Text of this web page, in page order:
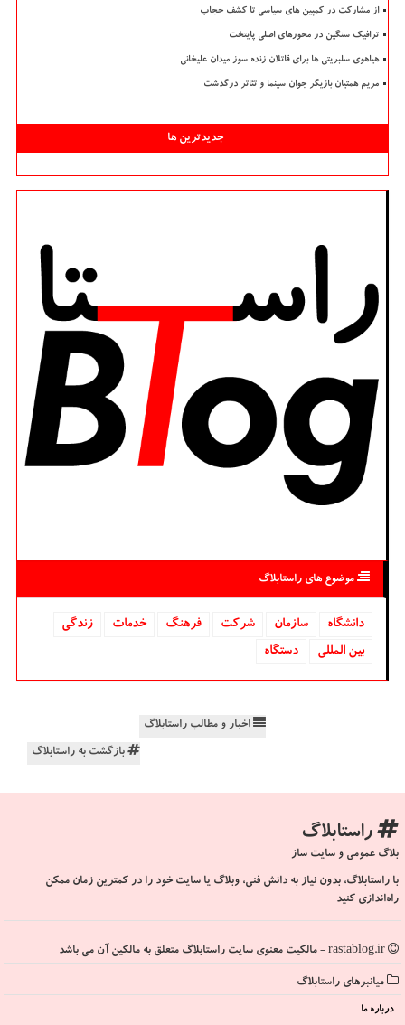
از مشارکت در کمپین های سیاسی تا کشف حجاب
ترافیک سنگین در محورهای اصلی پایتخت
هیاهوی سلبریتی ها برای قاتلان زنده سوز میدان علیخانی
مریم همتیان بازیگر جوان سینما و تئاتر درگذشت
جدیدترین ها
موضوع های راستابلاگ
دانشگاه‌ سازمان شركت فرهنگ خدمات
زندگی
بین المللی
دستگاه
اخبار و مطالب راستابلاگ
بازگشت به راستابلاگ
راستابلاگ
بلاگ عمومی و سایت ساز
با راستابلاگ، بدون نیاز به دانش فنی، وبلاگ یا سایت خود را در کمترین زمان ممکن
راه‌اندازی کنید
میانبرهای راستابلاگ
درباره ما